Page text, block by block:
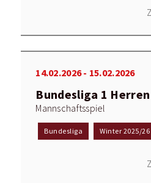
14.02.2026 - 15.02.2026
Bundesliga 1 Herren
Mannschaftsspiel
Bundesliga Winter 2025/26